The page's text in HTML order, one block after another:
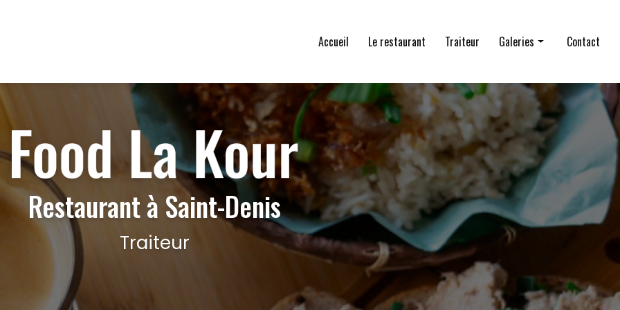
Accueil Le restaurant Traiteur Galeries
Le restaurant
Traiteur
Contact
Restaurant à Saint-Denis
Traiteur